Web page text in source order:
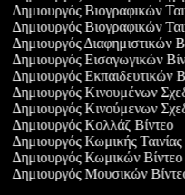
Δημιουργός Βιογραφικών
Δημιουργός Βιογραφικών
Δημιουργός Διαφημιστικών
Δημιουργός Εισαγωγικών
Δημιουργός Εκπαιδευτικών
Δημιουργός Κινουμένων
Δημιουργός Κινούμενων
Δημιουργός Κολλάζ Βίντεο
Δημιουργός Κωμικής Ταινίας
Δημιουργός Κωμικών Βίντεο
Δημιουργός Μουσικών